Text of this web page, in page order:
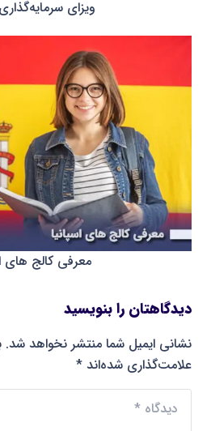
ویزای
معرفی کالج های
دیدگاهتان را بنویسید
نشانی ایمیل شما منتشر نخواهد شد.
علامت‌گذاری شده‌اند *